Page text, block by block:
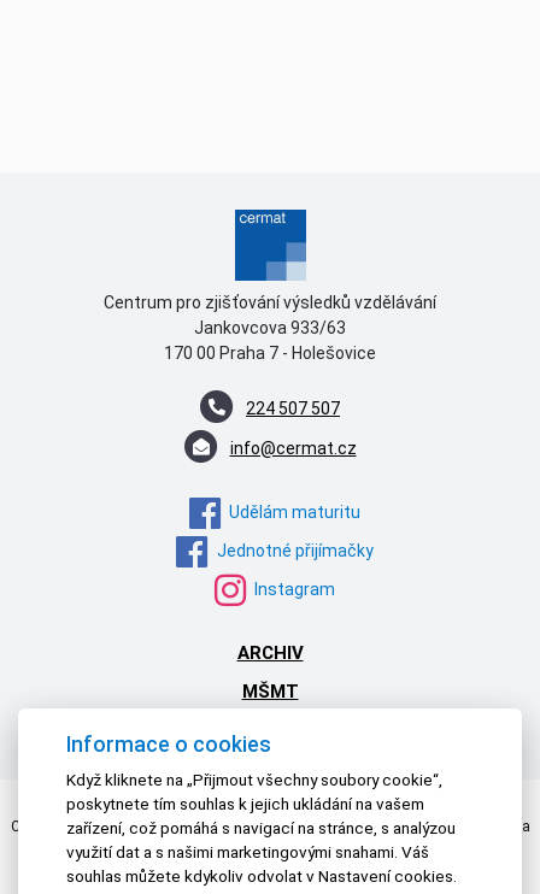
Centrum pro zjišťování výsledků vzdělávání
Jankovcova 933/63
170 00 Praha 7 - Holešovice
224 507 507
info@cermat.cz
Udělám maturitu
Jednotné přijímačky
Instagram
ARCHIV
MŠMT
Centrum pro zjišťování výsledků vzdělávání | © 2026 Všechna práva vyhrazena
Textová verze|Mapa stránek|Prohlášení o přístupnosti
Informace o cookies
Když kliknete na „Přijmout všechny soubory cookie“,
poskytnete tím souhlas k jejich ukládání na vašem
zařízení, což pomáhá s navigací na stránce, s analýzou
využití dat a s našimi marketingovými snahami. Váš
souhlas můžete kdykoliv odvolat v Nastavení cookies.